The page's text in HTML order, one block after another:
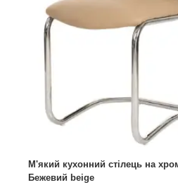
М'який кухонний стілець на
Бежевий beige